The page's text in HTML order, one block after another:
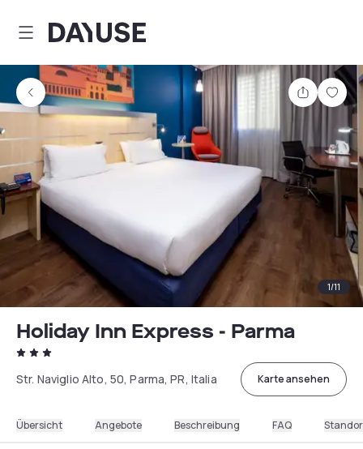
Dayuse
Teilen
1/11
Holiday Inn Express - Parma
Str. Naviglio Alto, 50, Parma, PR, Italia Karte ansehen
Übersicht Angebote Beschreibung FAQ